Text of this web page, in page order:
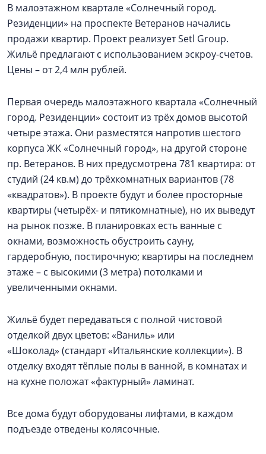
В малоэтажном квартале «Солнечный город.
Резиденции» на проспекте Ветеранов начались
продажи квартир. Проект реализует Setl Group.
Жильё предлагают с использованием эскроу-счетов.
Цены – от 2,4 млн рублей.
Первая очередь малоэтажного квартала «Солнечный
город. Резиденции» состоит из трёх домов высотой
четыре этажа. Они разместятся напротив шестого
корпуса ЖК «Солнечный город», на другой стороне
пр. Ветеранов. В них предусмотрена 781 квартира: от
студий (24 кв.м) до трёхкомнатных вариантов (78
«квадратов»). В проекте будут и более просторные
квартиры (четырёх- и пятикомнатные), но их выведут
на рынок позже. В планировках есть ванные с
окнами, возможность обустроить сауну,
гардеробную, постирочную; квартиры на последнем
этаже – с высокими (3 метра) потолками и
увеличенными окнами.
Жильё будет передаваться с полной чистовой
отделкой двух цветов: «Ваниль» или
«Шоколад» (стандарт «Итальянские коллекции»). В
отделку входят тёплые полы в ванной, в комнатах и
на кухне положат «фактурный» ламинат.
Все дома будут оборудованы лифтами, в каждом
подъезде отведены колясочные.